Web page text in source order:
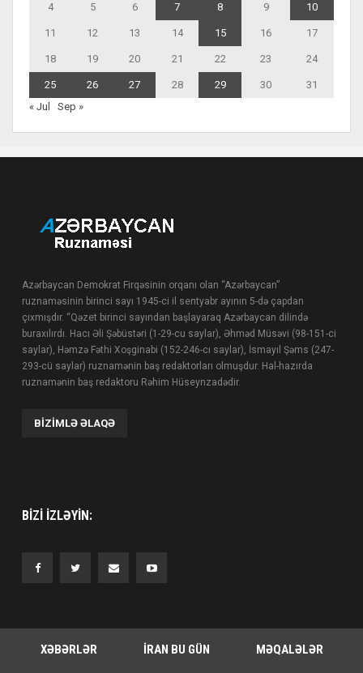
4 5 6 7 8 9 10
11 12 13 14 15 16 17
18 19 20 21 22 23 24
25 26 27 28 29 30
31
« Jul
Sep »
Azərbaycan Demokrat Firqəsinin orqanı olan “Azərbaycan”
ruznaməsinin birinci sayı 1945-ci il sentyabr ayının 5-də çapdan
çıxmışdır. “Qəzet birinci sayından başlayaraq Azərbaycan dilində
buraxılırdı. Hacı Əli Şəbüstəri (1-29-cu saylar), Əhməd Müsəvi (98-151-ci
saylar), Həmzə Fəthi Xoşginabi (152-246-cı saylar), İsmayıl Şəms (247-
293-cü saylar) ruznamənin baş redaktorları olmuşdur. Hal-hazırda
ruznamənin baş redaktoru Rəhim Hüseynzadədir.
BIZIMLƏ ƏLAQƏ
BIZI IZLƏYIN:
XƏBƏRLƏR İRAN BU GÜN MƏQALƏLƏR